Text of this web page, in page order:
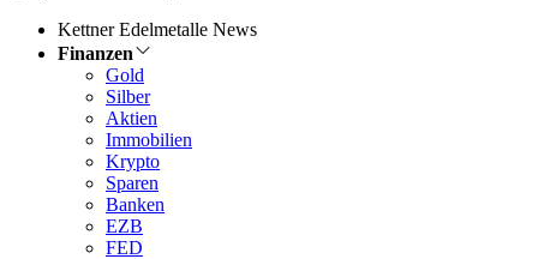
Kettner Edelmetalle News
Finanzen
Gold
Silber
Aktien
Immobilien
Krypto
Sparen
Banken
EZB
FED